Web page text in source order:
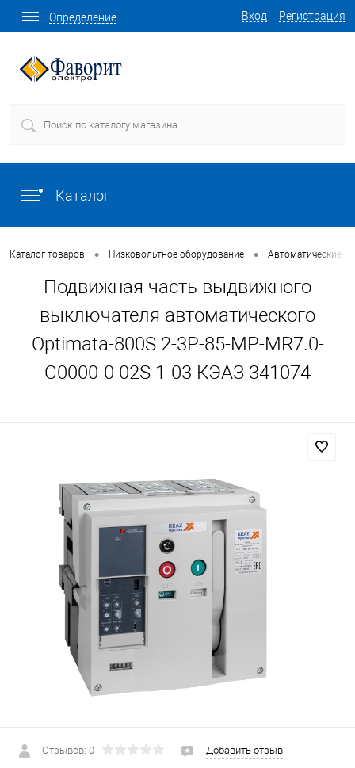
Вход Регистрация
Определение
Каталог
Каталог товаров • Низковольтное оборудование • Автоматические
Подвижная часть выдвижного
выключателя автоматического
Optimata-800S 2-3P-85-MP-MR7.0-
C0000-0 02S 1-03 КЭАЗ 341074
Отзывов: 0
Добавить отзыв